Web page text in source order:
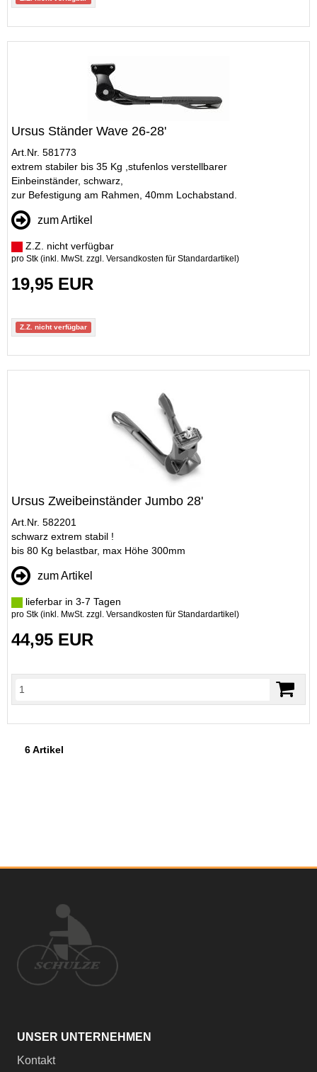
Ursus Ständer Wave 26-28'
Art.Nr. 581773
extrem stabiler bis 35 Kg ,stufenlos verstellbarer
Einbeinständer, schwarz,
zur Befestigung am Rahmen, 40mm Lochabstand.
zum Artikel
Z.Z. nicht verfügbar
pro Stk (inkl. MwSt. zzgl. Versandkosten für Standardartikel )
19,95 EUR
Z.Z. nicht verfügbar
Ursus Zweibeinständer Jumbo 28'
Art.Nr. 582201
schwarz extrem stabil !
bis 80 Kg belastbar, max Höhe 300mm
zum Artikel
lieferbar in 3-7 Tagen
pro Stk (inkl. MwSt. zzgl. Versandkosten für Standardartikel )
44,95 EUR
6 Artikel
UNSER UNTERNEHMEN
Kontakt